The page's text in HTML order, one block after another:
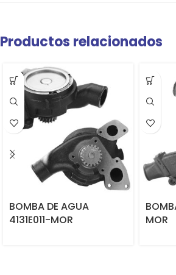
Productos relacionados
BOMBA DE AGUA
4131E011-MOR
MOR